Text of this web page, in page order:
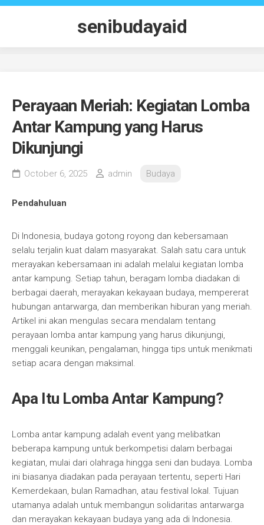
Skip
senibudayaid
Perayaan Meriah: Kegiatan Lomba
Antar Kampung yang Harus
Dikunjungi
October 6, 2025 admin Budaya
Pendahuluan
Di Indonesia, budaya gotong royong dan kebersamaan
selalu terjalin kuat dalam masyarakat. Salah satu cara untuk
merayakan kebersamaan ini adalah melalui kegiatan lomba
antar kampung. Setiap tahun, beragam lomba diadakan di
berbagai daerah, merayakan kekayaan budaya, mempererat
hubungan antarwarga, dan memberikan hiburan yang meriah.
Artikel ini akan mengulas secara mendalam tentang
perayaan lomba antar kampung yang harus dikunjungi,
menggali keunikan, pengalaman, hingga tips untuk menikmati
setiap acara dengan maksimal.
Apa Itu Lomba Antar Kampung?
Lomba antar kampung adalah event yang melibatkan
beberapa kampung untuk berkompetisi dalam berbagai
kegiatan, mulai dari olahraga hingga seni dan budaya. Lomba
ini biasanya diadakan pada perayaan tertentu, seperti Hari
Kemerdekaan, bulan Ramadhan, atau festival lokal. Tujuan
utamanya adalah untuk membangun solidaritas antarwarga
dan merayakan kekayaan budaya yang ada di Indonesia.